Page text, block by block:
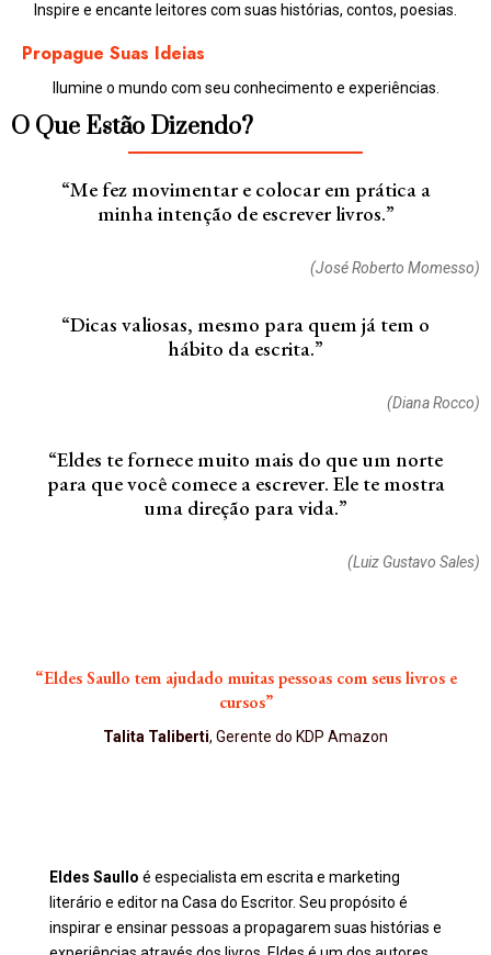
Inspire e encante leitores com suas histórias, contos, poesias.
Propague Suas Ideias
Ilumine o mundo com seu conhecimento e experiências.
O Que Estão Dizendo?
“Me fez movimentar e colocar em prática a
minha intenção de escrever livros.”
(José Roberto Momesso)
“Dicas valiosas, mesmo para quem já tem o
hábito da escrita.”
(Diana Rocco)
“Eldes te fornece muito mais do que um norte
para que você comece a escrever. Ele te mostra
uma direção para vida.”
(Luiz Gustavo Sales)
“Eldes Saullo tem ajudado muitas pessoas com seus livros e
cursos”
Talita Taliberti, Gerente do KDP Amazon
Eldes Saullo é especialista em escrita e marketing
literário e editor na Casa do Escritor. Seu propósito é
inspirar e ensinar pessoas a propagarem suas histórias e